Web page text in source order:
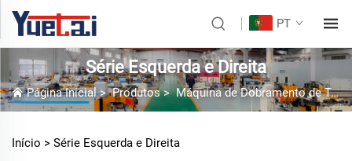
PT
Série Esquerda e Direita
Página Inicial>Produtos>Máquina de Dobramento de Tubos
Início > Série Esquerda e Direita